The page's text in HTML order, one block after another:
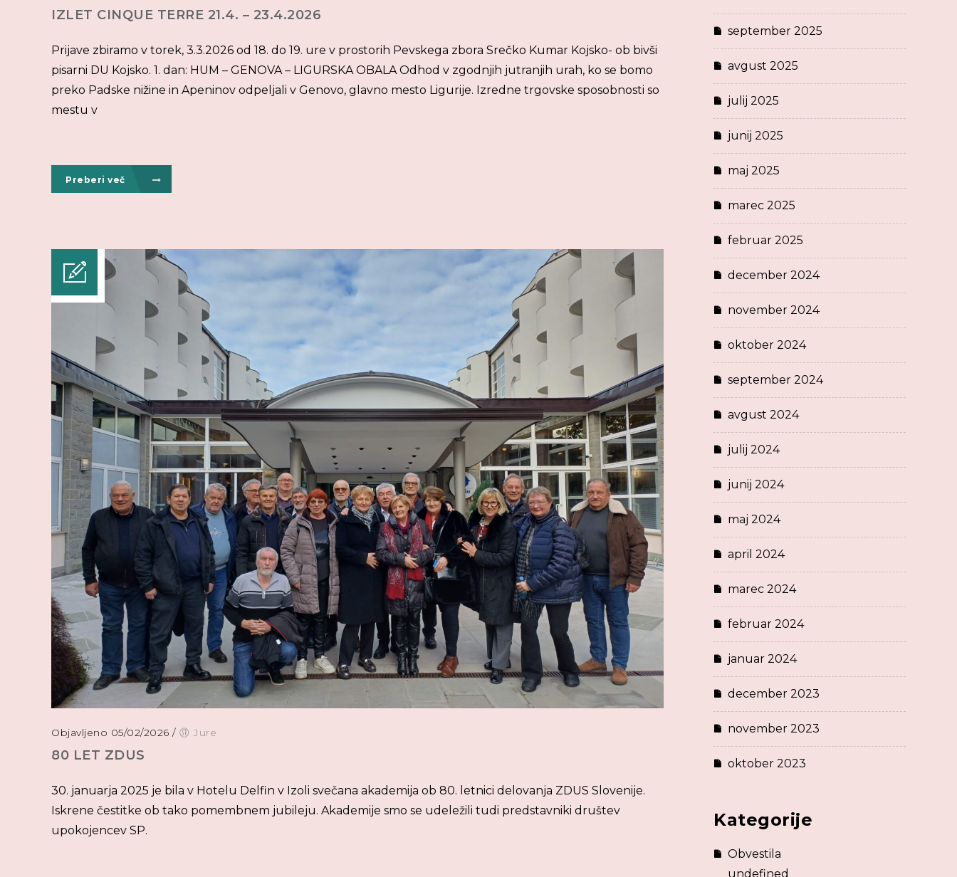
IZLET CINQUE TERRE 21.4. – 23.4.2026
Prijave zbiramo v torek, 3.3.2026 od 18. do 19. ure v prostorih Pevskega zbora Srečko Kumar Kojsko- ob bivši
pisarni DU Kojsko. 1. dan: HUM – GENOVA – LIGURSKA OBALA Odhod v zgodnjih jutranjih urah, ko se bomo
preko Padske nižine in Apeninov odpeljali v Genovo, glavno mesto Ligurije. Izredne trgovske sposobnosti so
mestu v
Preberi več
Objavljeno 05/02/2026 / Jure
80 LET ZDUS
30. januarja 2025 je bila v Hotelu Delfin v Izoli svečana akademija ob 80. letnici delovanja ZDUS Slovenije.
Iskrene čestitke ob tako pomembnem jubileju. Akademije smo se udeležili tudi predstavniki društev
upokojencev SP.
september 2025
avgust 2025
julij 2025
junij 2025
maj 2025
marec 2025
februar 2025
december 2024
november 2024
oktober 2024
september 2024
avgust 2024
julij 2024
junij 2024
maj 2024
april 2024
marec 2024
februar 2024
januar 2024
december 2023
november 2023
oktober 2023
Kategorije
Obvestila
undefined